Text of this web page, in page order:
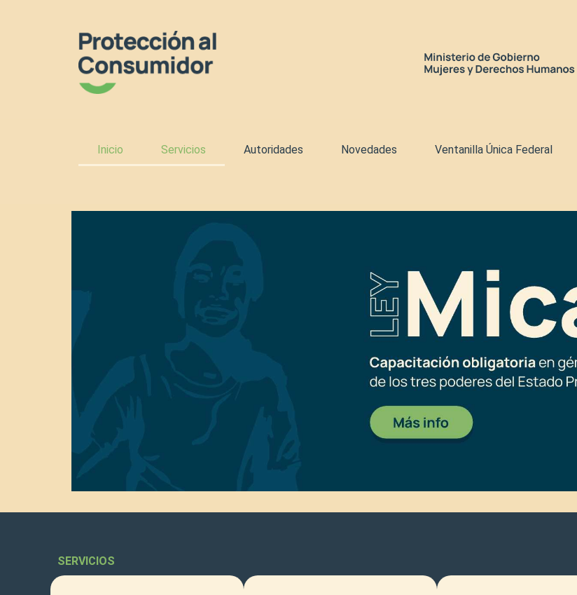
Inicio Servicios Autoridades Novedades Ventanilla Única Federal
SERVICIOS